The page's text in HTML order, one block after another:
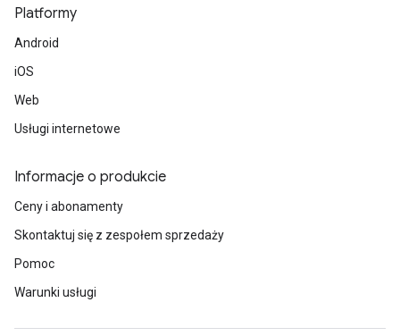
Platformy
Android
iOS
Web
Usługi internetowe
Informacje o produkcie
Ceny i abonamenty
Skontaktuj się z zespołem sprzedaży
Pomoc
Warunki usługi